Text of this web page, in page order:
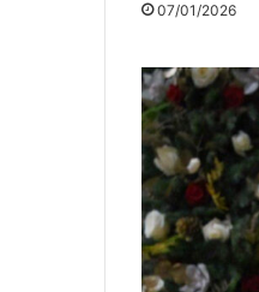
07/01/2026